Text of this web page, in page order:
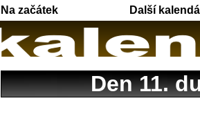
Na začátek Další
Den 11.